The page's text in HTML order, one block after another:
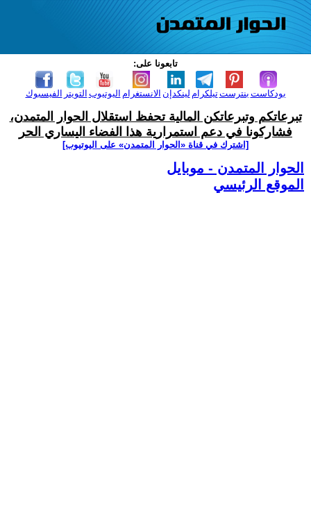
تابعونا على:
الفيسبوك التويتر اليوتيوب الانستغرام لينكدإن تيلكرامبنترست بودكاست
تبرعاتكم وتبرعاتكن المالية تحفظ استقلال الحوار المتمدن،
فشاركونا في دعم استمرارية هذا الفضاء اليساري الحر
[اشترك في قناة ‫«الحوار المتمدن» على اليوتيوب]
الحوار المتمدن - موبايل
الموقع الرئيسي